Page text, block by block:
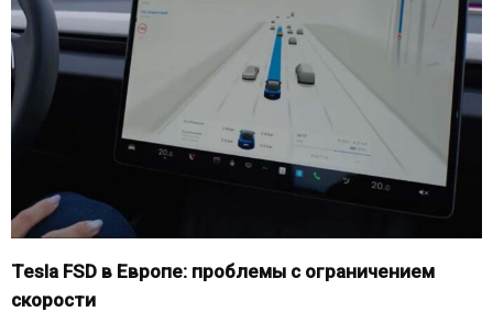
Tesla FSD в Европе: проблемы с ограничением
скорости